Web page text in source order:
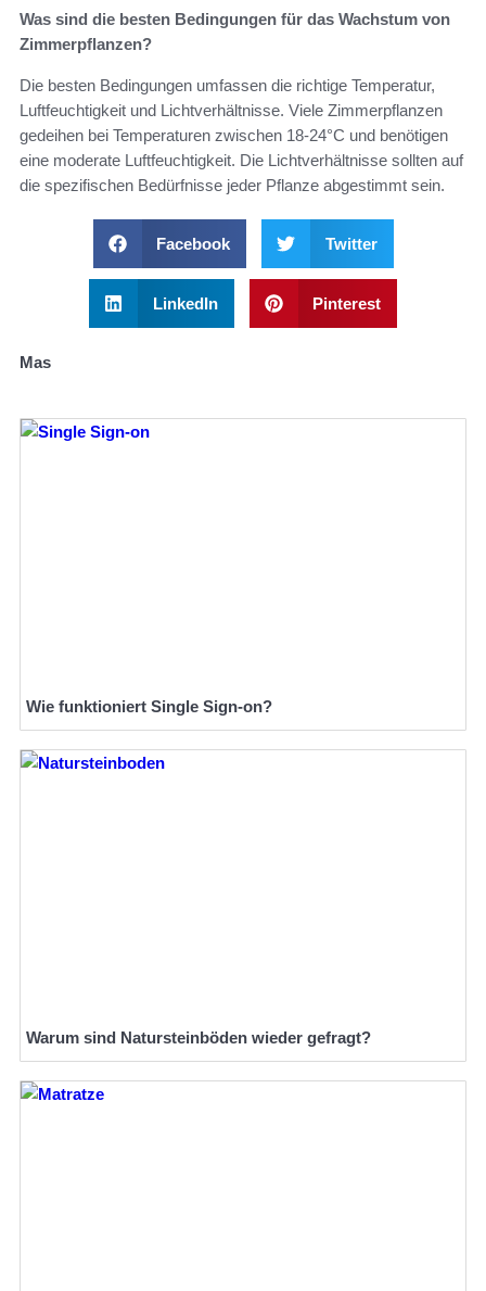
Was sind die besten Bedingungen für das Wachstum von
Zimmerpflanzen?
Die besten Bedingungen umfassen die richtige Temperatur,
Luftfeuchtigkeit und Lichtverhältnisse. Viele Zimmerpflanzen
gedeihen bei Temperaturen zwischen 18-24°C und benötigen
eine moderate Luftfeuchtigkeit. Die Lichtverhältnisse sollten auf
die spezifischen Bedürfnisse jeder Pflanze abgestimmt sein.
Facebook Twitter
LinkedIn Pinterest
Mas
Wie funktioniert Single Sign-on?
Warum sind Natursteinböden wieder gefragt?